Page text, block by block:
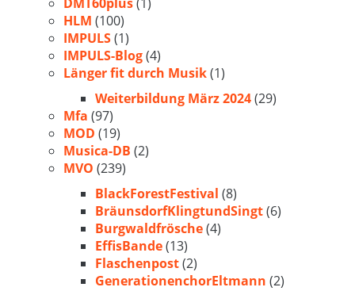
HLM (100)
IMPULS(1)
IMPULS-Blog(4)
Länger fit durch Musik(1)
Weiterbildung März 2024(29)
Mfa (97)
MOD (19)
Musica-DB (2)
MVO (239)
BlackForestFestival (8)
BräunsdorfKlingtundSingt(6)
Burgwaldfrösche(4)
EffisBande(13)
Flaschenpost(2)
GenerationenchorEltmann (2)